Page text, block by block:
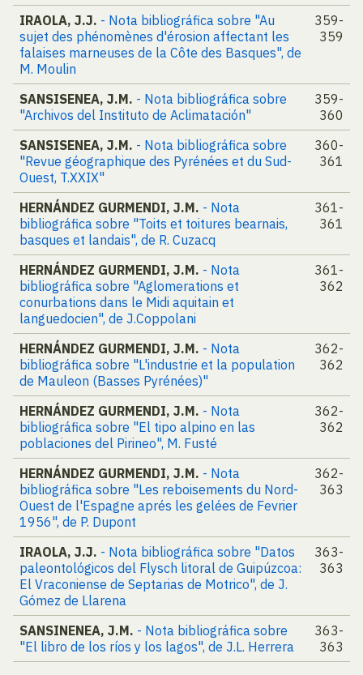
IRAOLA, J.J. - Nota bibliográfica sobre "Au
sujet des phénomènes d'érosion affectant les
falaises marneuses de la Côte des Basques", de
M. Moulin
359-
359
SANSISENEA, J.M. - Nota bibliográfica sobre
"Archivos del Instituto de Aclimatación"
359-
360
SANSISENEA, J.M. - Nota bibliográfica sobre
"Revue géographique des Pyrénées et du Sud-
Ouest, T.XXIX"
360-
361
HERNÁNDEZ GURMENDI, J.M. - Nota
bibliográfica sobre "Toits et toitures bearnais,
basques et landais", de R. Cuzacq
361-
361
HERNÁNDEZ GURMENDI, J.M. - Nota
bibliográfica sobre "Aglomerations et
conurbations dans le Midi aquitain et
languedocien", de J.Coppolani
361-
362
HERNÁNDEZ GURMENDI, J.M. - Nota
bibliográfica sobre "L'industrie et la population
de Mauleon (Basses Pyrénées)"
362-
362
HERNÁNDEZ GURMENDI, J.M. - Nota
bibliográfica sobre "El tipo alpino en las
poblaciones del Pirineo", M. Fusté
362-
362
HERNÁNDEZ GURMENDI, J.M. - Nota
bibliográfica sobre "Les reboisements du Nord-
Ouest de l'Espagne aprés les gelées de Fevrier
1956", de P. Dupont
362-
363
IRAOLA, J.J. - Nota bibliográfica sobre "Datos
paleontológicos del Flysch litoral de Guipúzcoa:
El Vraconiense de Septarias de Motrico", de J.
Gómez de Llarena
363-
363
SANSINENEA, J.M. - Nota bibliográfica sobre
"El libro de los ríos y los lagos", de J.L. Herrera
363-
363